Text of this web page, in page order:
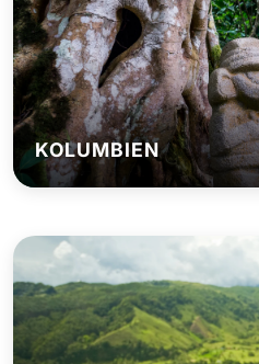
KOLUMBIEN